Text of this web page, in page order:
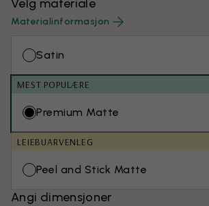
Velg materiale
Materialinformasjon
Satin
MEST POPULÆRE
Premium Matte
LEIEBUARVENLEG
Peel and Stick Matte
Angi dimensjoner